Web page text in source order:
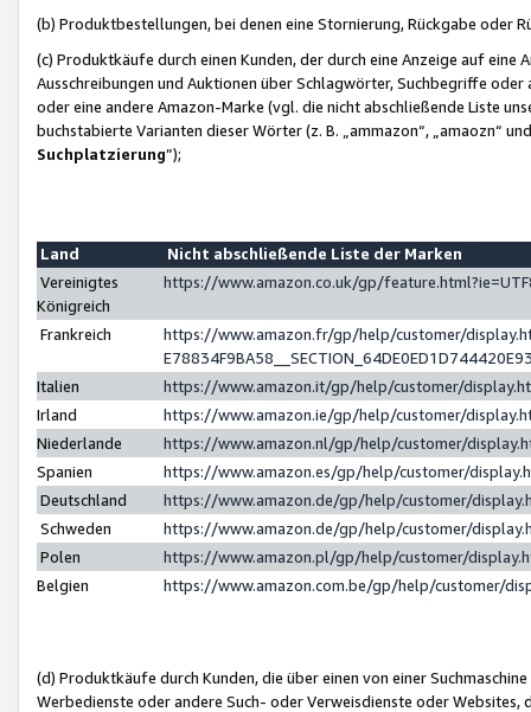
(b) Produktbestellungen, bei denen eine Stornierung, Rückgabe oder
(c) Produktkäufe durch einen Kunden, der durch eine Anzeige auf
Ausschreibungen und Auktionen über Schlagwörter, Suchbegriffe
oder eine andere Amazon-Marke (vgl. die nicht abschließende Liste
buchstabierte Varianten dieser Wörter (z. B. „ammazon“, „amaozn“
Suchplatzierung”);
Land
Nicht abschließende Liste der Marken
Vereinigtes
Königreich
https://www.amazon.co.uk/gp/
Frankreich
https://www.amazon.fr/gp/help/customer/
Italien
https://www.amazon.it/gp/help/customer/
Irland
https://www.amazon.ie/gp/help/customer/
Niederlande
https://www.amazon.nl/gp/help/customer/
Spanien
https://www.amazon.es/gp/help/customer/
Deutschland
https://www.amazon.de/gp/help/customer/
Schweden
https://www.amazon.de/gp/help/customer/
Polen
https://www.amazon.pl/gp/help/customer/
Belgien
https://www.amazon.com.be/gp/help/customer/
(d) Produktkäufe durch Kunden, die über einen von einer
Werbedienste oder andere Such- oder Verweisdienste oder Websites,